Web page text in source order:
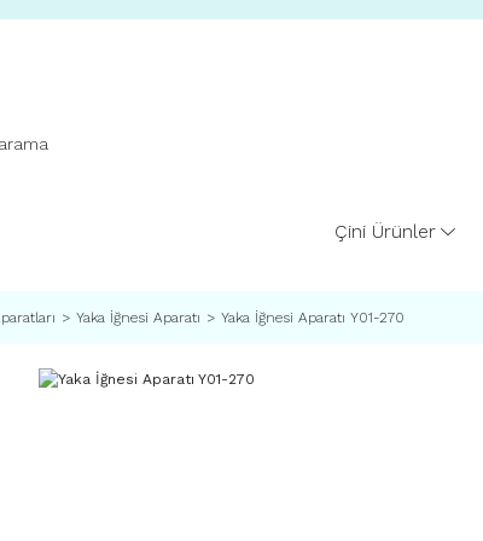
Çini Ürünler
Yaka İğnesi Aparatı Yaka İğnesi Aparatı Y01-270